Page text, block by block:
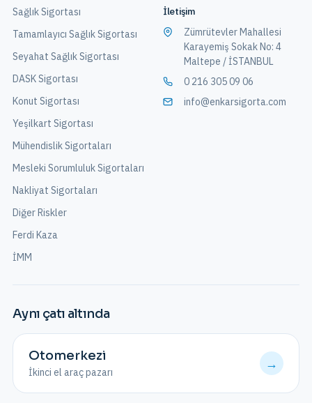
Sağlık Sigortası
Tamamlayıcı Sağlık Sigortası
Seyahat Sağlık Sigortası
DASK Sigortası
Konut Sigortası
Yeşilkart Sigortası
Mühendislik Sigortaları
Mesleki Sorumluluk Sigortaları
Nakliyat Sigortaları
Diğer Riskler
Ferdi Kaza
İMM
İletişim
Zümrütevler Mahallesi
Karayemiş Sokak No: 4
Maltepe / İSTANBUL
0 216 305 09 06
info@enkarsigorta.com
Aynı çatı altında
Otomerkezi
İkinci el araç pazarı
→